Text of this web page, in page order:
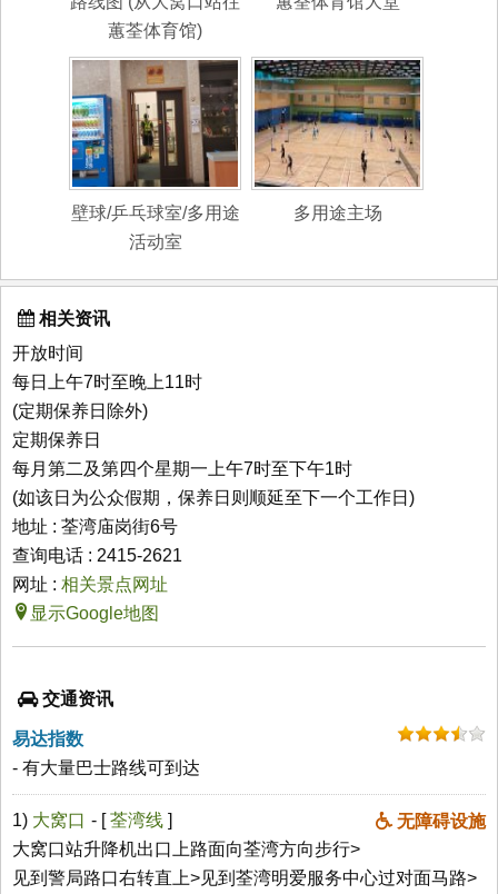
蕙荃体育馆)
壁球/乒乓球室/多用途
活动室
多用途主场
相关资讯
开放时间
每日上午7时至晚上11时
(定期保养日除外)
定期保养日
每月第二及第四个星期一上午7时至下午1时
(如该日为公众假期，保养日则顺延至下一个工作日)
地址 : 荃湾庙岗街6号
查询电话 : 2415-2621
网址 : 相关景点网址
显示Google地图
交通资讯
易达指数
- 有大量巴士路线可到达
1) 大窝口 无障碍设施
- [荃湾线 ]
大窝口站升降机出口上路面向荃湾方向步行>
见到警局路口右转直上>见到荃湾明爱服务中心过对面马路>